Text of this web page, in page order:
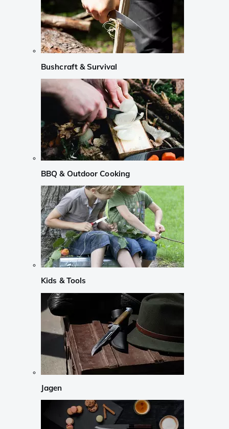
Bushcraft & Survival
BBQ & Outdoor Cooking
Kids & Tools
Jagen